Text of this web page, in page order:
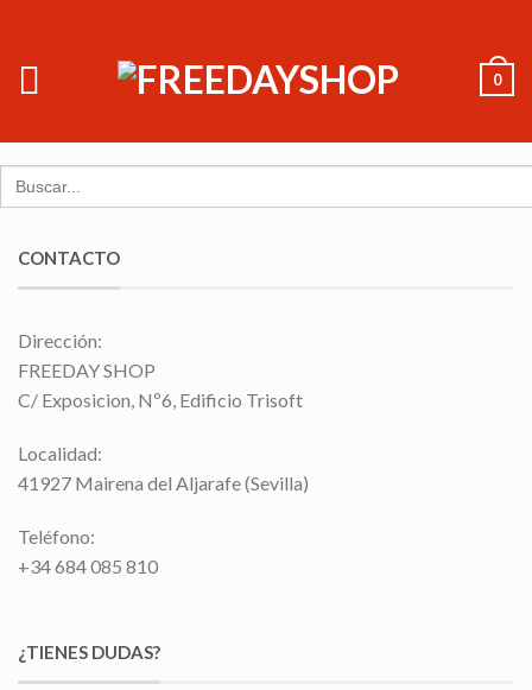
0
Search
for:
CONTACTO
Dirección:
FREEDAY SHOP
C/ Exposicion, Nº6, Edificio Trisoft
Localidad:
41927 Mairena del Aljarafe (Sevilla)
Teléfono:
+34 684 085 810
¿TIENES DUDAS?